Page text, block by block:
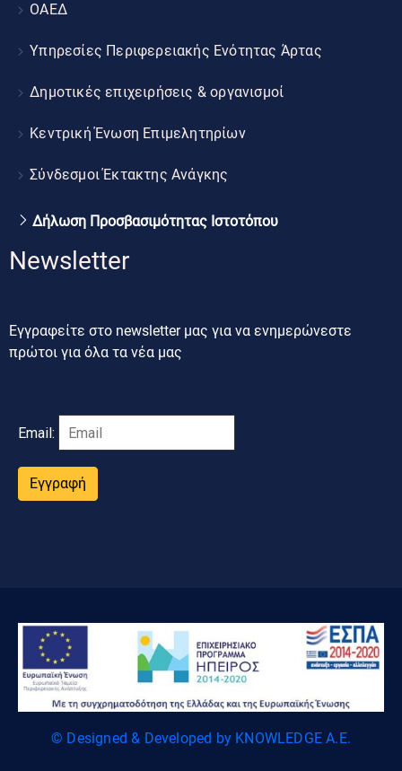
ΟΑΕΔ
Υπηρεσίες Περιφερειακής Ενότητας Άρτας
Δημοτικές επιχειρήσεις & οργανισμοί
Κεντρική Ένωση Επιμελητηρίων
Σύνδεσμοι Έκτακτης Ανάγκης
Δήλωση Προσβασιμότητας Ιστοτόπου
Newsletter
Εγγραφείτε στο newsletter μας για να ενημερώνεστε
πρώτοι για όλα τα νέα μας
Email:
Εγγραφή
© Designed & Developed by KNOWLEDGE A.E.